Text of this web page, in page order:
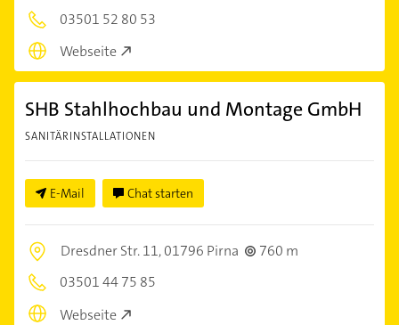
03501 52 80 53
Webseite
SHB Stahlhochbau und Montage GmbH
SANITÄRINSTALLATIONEN
E-Mail Chat starten
Dresdner Str. 11,01796 Pirna
760 m
03501 44 75 85
Webseite